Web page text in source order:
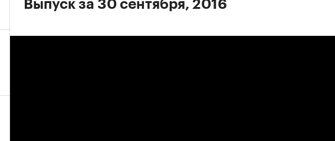
Выпуск за 30 сентября, 2016